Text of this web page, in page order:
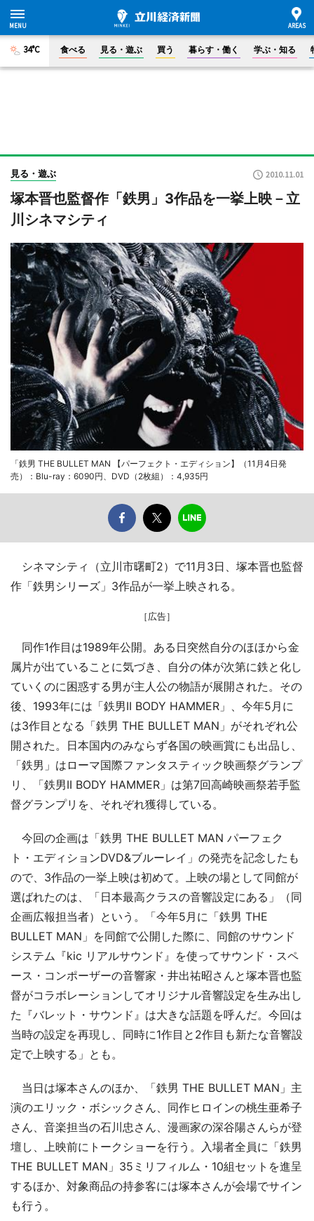
34°C 食べる 見る・遊ぶ 買う 暮らす・働く 学ぶ・知る
見る・遊ぶ 2010.11.01
塚本晋也監督作「鉄男」3作品を一挙上映－立
川シネマシティ
「鉄男 THE BULLET MAN 【パーフェクト・エディション】（11月4日発
売）：Blu-ray：6090円、DVD（2枚組）：4,935円
シネマシティ（立川市曙町2）で11月3日、塚本晋也監督
作「鉄男シリーズ」3作品が一挙上映される。
［広告］
同作1作目は1989年公開。ある日突然自分のほほから金
属片が出ていることに気づき、自分の体が次第に鉄と化し
ていくのに困惑する男が主人公の物語が展開された。その
後、1993年には「鉄男II BODY HAMMER」、今年5月に
は3作目となる「鉄男 THE BULLET MAN」がそれぞれ公
開された。日本国内のみならず各国の映画賞にも出品し、
「鉄男」はローマ国際ファンタスティック映画祭グランプ
リ、「鉄男II BODY HAMMER」は第7回高崎映画祭若手監
督グランプリを、それぞれ獲得している。
今回の企画は「鉄男 THE BULLET MAN パーフェク
ト・エディションDVD&ブルーレイ」の発売を記念したも
ので、3作品の一挙上映は初めて。上映の場として同館が
選ばれたのは、「日本最高クラスの音響設定にある」（同
企画広報担当者）という。「今年5月に「鉄男 THE
BULLET MAN」を同館で公開した際に、同館のサウンド
システム『kic リアルサウンド』を使ってサウンド・スペ
ース・コンポーザーの音響家・井出祐昭さんと塚本晋也監
督がコラボレーションしてオリジナル音響設定を生み出し
た『バレット・サウンド』は大きな話題を呼んだ。今回は
当時の設定を再現し、同時に1作目と2作目も新たな音響設
定で上映する」とも。
当日は塚本さんのほか、「鉄男 THE BULLET MAN」主
演のエリック・ボシックさん、同作ヒロインの桃生亜希子
さん、音楽担当の石川忠さん、漫画家の深谷陽さんらが登
壇し、上映前にトークショーを行う。入場者全員に「鉄男
THE BULLET MAN」35ミリフィルム・10組セットを進呈
するほか、対象商品の持参客には塚本さんが会場でサイン
も行う。